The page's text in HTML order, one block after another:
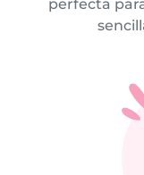
perfecta